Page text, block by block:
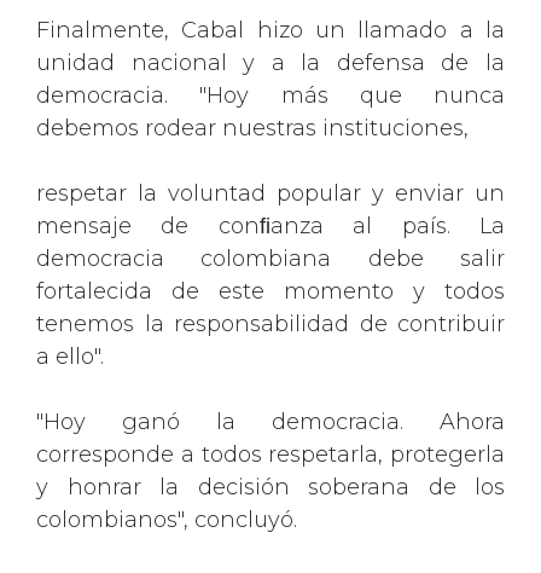
Finalmente, Cabal hizo un llamado a la
unidad nacional y a la defensa de la
democracia. "Hoy más que nunca
debemos rodear nuestras instituciones,
respetar la voluntad popular y enviar un
mensaje de conﬁanza al país. La
democracia colombiana debe salir
fortalecida de este momento y todos
tenemos la responsabilidad de contribuir
a ello".
"Hoy ganó la democracia. Ahora
corresponde a todos respetarla, protegerla
y honrar la decisión soberana de los
colombianos", concluyó.